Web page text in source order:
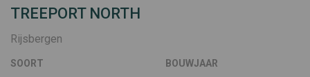
TREEPORT NORTH
Rijsbergen
SOORT
BOUWJAAR